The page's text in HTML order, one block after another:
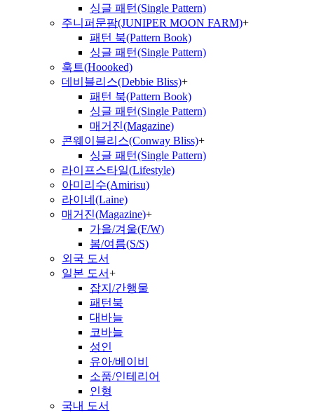
싱글 패턴(Single Pattern)
주니퍼문팜(JUNIPER MOON FARM)+
패턴 북(Pattern Book)
싱글 패턴(Single Pattern)
훅트(Hoooked)
데비블리스(Debbie Bliss)+
패턴 북(Pattern Book)
싱글 패턴(Single Pattern)
매거진(Magazine)
콘웨이블리스(Conway Bliss)+
싱글 패턴(Single Pattern)
라이프스타일(Lifestyle)
아미리수(Amirisu)
라이네(Laine)
매거진(Magazine)+
가을/겨울(F/W)
봄/여름(S/S)
외국 도서
일본 도서+
잡지/간행물
패턴북
대바늘
코바늘
성인
유아/베이비
소품/인테리어
인형
국내 도서